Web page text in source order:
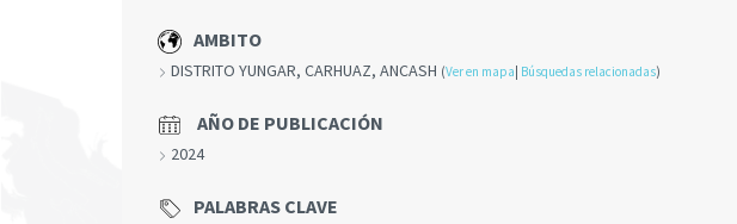
AMBITO
DISTRITO YUNGAR, CARHUAZ, ANCASH (Ver en mapa Búsquedas relacionadas)
AÑO DE PUBLICACIÓN
2024
PALABRAS CLAVE